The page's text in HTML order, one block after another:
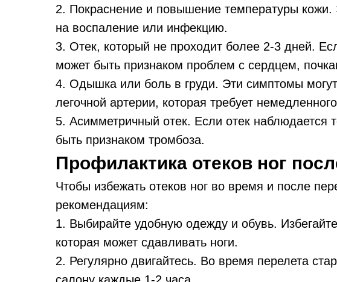
2. Покраснение и повышение температуры кожи.
на воспаление или инфекцию.
3. Отек, который не проходит более 2-3 дней.
может быть признаком проблем с сердцем,
4. Одышка или боль в груди. Эти симптомы
легочной артерии, которая требует
5. Асимметричный отек. Если отек наблюдается
быть признаком тромбоза.
Профилактика отеков ног
Чтобы избежать отеков ног во время и после
рекомендациям:
1. Выбирайте удобную одежду и обувь.
которая может сдавливать ноги.
2. Регулярно двигайтесь. Во время перелета